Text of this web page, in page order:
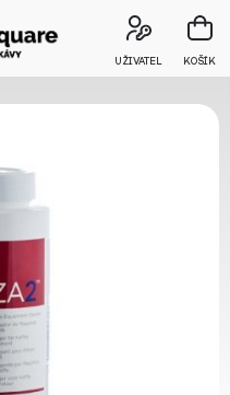
UŽIVATEL KOŠÍK